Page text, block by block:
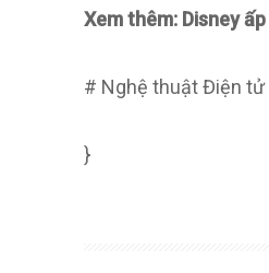
Xem thêm: Disney
# Nghệ thuật Điện tử
}